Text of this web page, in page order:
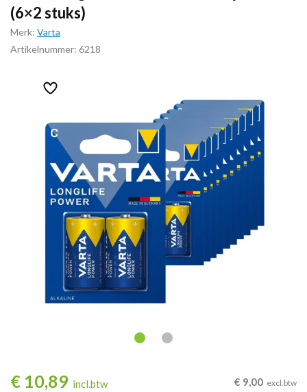
(6×2 stuks)
Merk: Varta
Artikelnummer: 6218
€ 10,89 incl.btw € 9,00 excl.btw